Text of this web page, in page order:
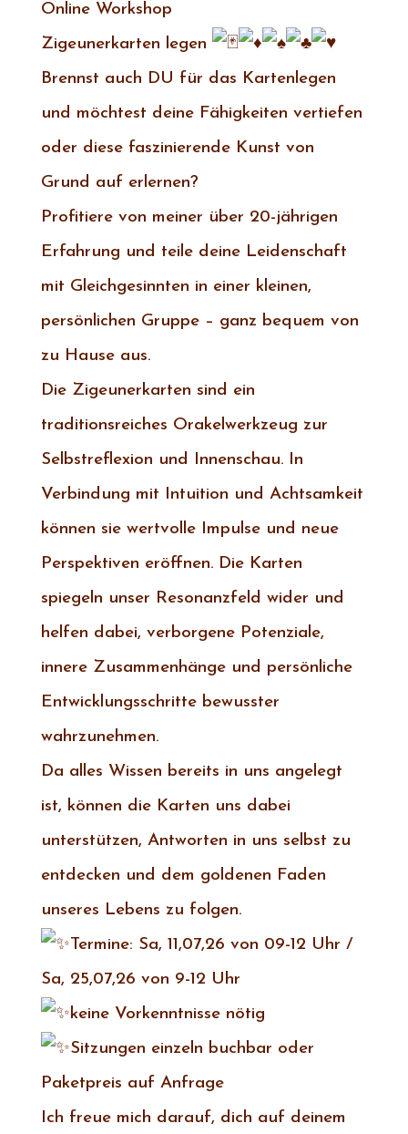
Online Workshop
Zigeunerkarten legen
Brennst auch DU für das Kartenlegen
und möchtest deine Fähigkeiten vertiefen
oder diese faszinierende Kunst von
Grund auf erlernen?
Profitiere von meiner über 20-jährigen
Erfahrung und teile deine Leidenschaft
mit Gleichgesinnten in einer kleinen,
persönlichen Gruppe – ganz bequem von
zu Hause aus.
Die Zigeunerkarten sind ein
traditionsreiches Orakelwerkzeug zur
Selbstreflexion und Innenschau. In
Verbindung mit Intuition und Achtsamkeit
können sie wertvolle Impulse und neue
Perspektiven eröffnen. Die Karten
spiegeln unser Resonanzfeld wider und
helfen dabei, verborgene Potenziale,
innere Zusammenhänge und persönliche
Entwicklungsschritte bewusster
wahrzunehmen.
Da alles Wissen bereits in uns angelegt
ist, können die Karten uns dabei
unterstützen, Antworten in uns selbst zu
entdecken und dem goldenen Faden
unseres Lebens zu folgen.
Termine: Sa, 11,07,26 von 09-12 Uhr /
Sa, 25,07,26 von 9-12 Uhr
keine Vorkenntnisse nötig
Sitzungen einzeln buchbar oder
Paketpreis auf Anfrage
Ich freue mich darauf, dich auf deinem